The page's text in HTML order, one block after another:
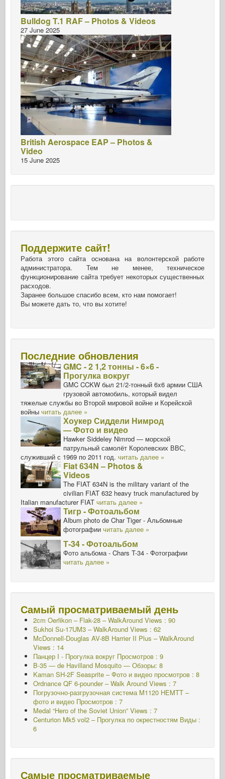
Bulldog T.1 RAF – Photos & Videos
27 June 2025
British Aerospace EAP – Photos &
Video
15 June 2025
Поддержите сайт!
Работа этого сайта основана на волонтерской работе
администратора. Тем не менее, техническое
функционирование сайта требует некоторых существенных
расходов.
Заранее большое спасибо всем, кто нам помогает!
Вы можете дать то, что вы хотите!
Последние обновления
GMC - 2 1,2 тонны - 6×6 -
Прогулка вокруг
GMC CCKW был 21/2-тонный 6x6 армии США
грузовой автомобиль, который видел
тяжелые службы во Второй мировой войне и Корейской
войны читать далее »
Хоукер Сиддели Нимрод
— Фото и видео
Hawker Siddeley Nimrod — морской
патрульный самолёт Королевских ВВС,
служивший с 1969 по 2011 год. читать далее »
Fiat 634N – Photos &
Videos
The FIAT 634N is the military variant of the
civilian FIAT 632 heavy truck manufactured by
Italian manufacturer FIAT читать далее »
Тигр - Фотоальбом
Album photo de Char Tiger - Альбомные
фотографии читать далее »
Т-34 - Фотоальбом
Фото альбома - Chars T-34 - Фотографии
читать далее »
Самый просматриваемый день
2cm Oerlikon – Flak-28 – WalkAround Views : 90
Sukhoi Su-17UM3 – WalkAround Views : 62
McDonnell-Douglas AV-8B Harrier II Plus – WalkAround
Views : 14
Панцер I - Прогулка вокруг Просмотров : 9
B-35 — de Havilland Mosquito — Обзоры: 8
Kaman SH-2F Seasprite – Фото и видео просмотров : 8
Ordnance QF 6-pounder – Walk Around Views : 7
Погрузочно-разгрузочная система M1120 HEMTT –
фото и видео Просмотров : 7
Medal “Hero of the Soviet Union” Views : 7
Centurion Mk5 vol2 – Прогулка по окрестностям Виды :
6
Самые просматриваемые